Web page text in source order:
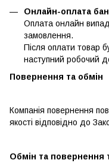
Онлайн-оплата
Оплата онлайн
замовлення.
Після оплати товар
наступний робочий
Повернення та обмін
Компанія повернення
якості відповідно до
Обмін та повернення